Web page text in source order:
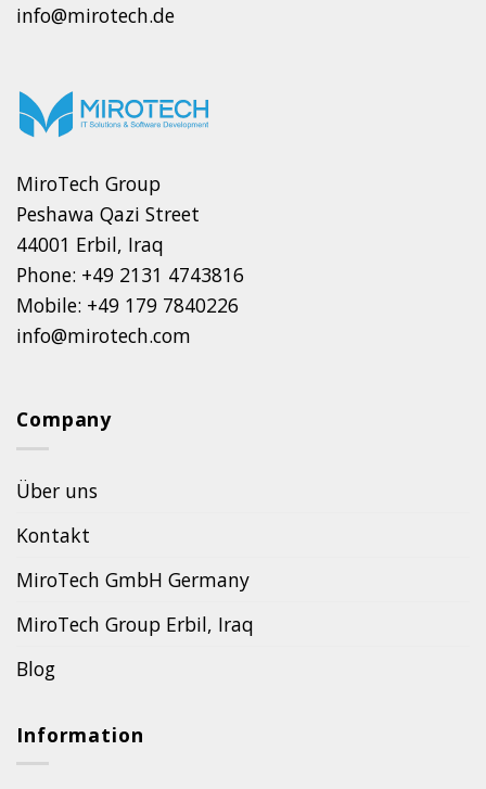
info@mirotech.de
MiroTech Group
Peshawa Qazi Street
44001 Erbil, Iraq
Phone: +49 2131 4743816
Mobile: +49 179 7840226
info@mirotech.com
Company
Über uns
Kontakt
MiroTech GmbH Germany
MiroTech Group Erbil, Iraq
Blog
Information